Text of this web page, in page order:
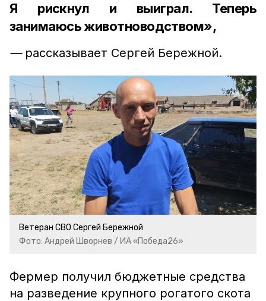
Я рискнул и выиграл. Теперь
занимаюсь животноводством»,
—рассказывает Сергей Бережной.
Ветеран СВО Сергей Бережной
Фото: Андрей Шворнев / ИА «Победа26»
Фермер получил бюджетные средства
на разведение крупного рогатого скота